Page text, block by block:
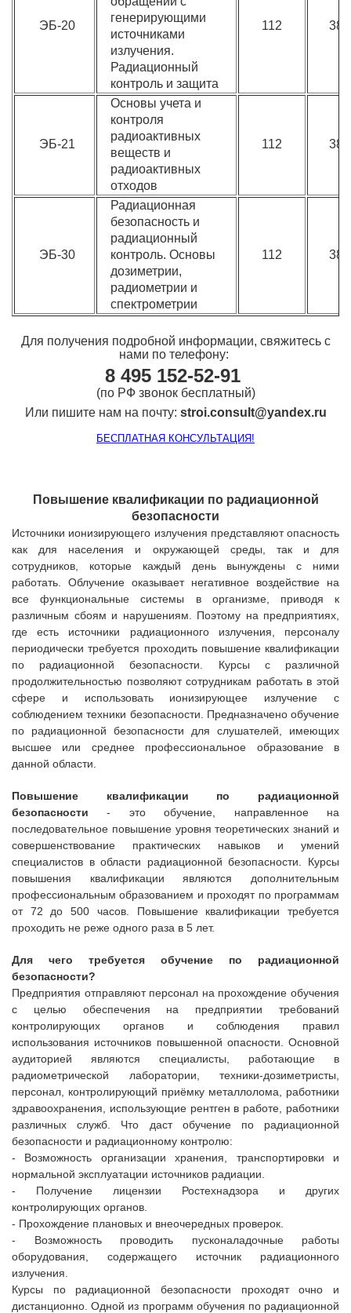
ЭБ-20
генерирующими
источниками
излучения.
Радиационный
контроль и защита
112
ЭБ-21
Основы учета и
контроля
радиоактивных
веществ и
радиоактивных
отходов
112
ЭБ-30
Радиационная
безопасность и
радиационный
контроль. Основы
дозиметрии,
радиометрии и
спектрометрии
112
Для получения подробной информации, свяжитесь с
нами по телефону:
8 495 152-52-91
(по РФ звонок бесплатный)
Или пишите нам на почту: stroi.consult@yandex.ru
БЕСПЛАТНАЯ КОНСУЛЬТАЦИЯ!
Повышение квалификации по радиационной
безопасности
Источники ионизирующего излучения представляют опасность
как для населения и окружающей среды, так и для
сотрудников, которые каждый день вынуждены с ними
работать. Облучение оказывает негативное воздействие на
все функциональные системы в организме, приводя к
различным сбоям и нарушениям. Поэтому на предприятиях,
где есть источники радиационного излучения, персоналу
периодически требуется проходить повышение квалификации
по радиационной безопасности. Курсы с различной
продолжительностью позволяют сотрудникам работать в этой
сфере и использовать ионизирующее излучение с
соблюдением техники безопасности. Предназначено обучение
по радиационной безопасности для слушателей, имеющих
высшее или среднее профессиональное образование в
данной области.
Повышение квалификации по радиационной
безопасности - это обучение, направленное на
последовательное повышение уровня теоретических знаний и
совершенствование практических навыков и умений
специалистов в области радиационной безопасности. Курсы
повышения квалификации являются дополнительным
профессиональным образованием и проходят по программам
от 72 до 500 часов. Повышение квалификации требуется
проходить не реже одного раза в 5 лет.
Для чего требуется обучение по радиационной
безопасности?
Предприятия отправляют персонал на прохождение обучения
с целью обеспечения на предприятии требований
контролирующих органов и соблюдения правил
использования источников повышенной опасности. Основной
аудиторией являются специалисты, работающие в
радиометрической лаборатории, техники-дозиметристы,
персонал, контролирующий приёмку металлолома, работники
здравоохранения, использующие рентген в работе, работники
различных служб. Что даст обучение по радиационной
безопасности и радиационному контролю:
- Возможность организации хранения, транспортировки и
нормальной эксплуатации источников радиации.
- Получение лицензии Ростехнадзора и других
контролирующих органов.
- Прохождение плановых и внеочередных проверок.
- Возможность проводить пусконаладочные работы
оборудования, содержащего источник радиационного
излучения.
Курсы по радиационной безопасности проходят очно и
дистанционно. Одной из программ обучения по радиационной